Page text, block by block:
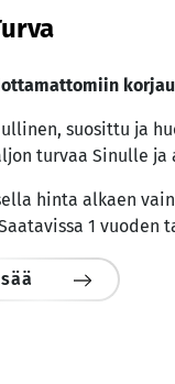
suosittu ja
turvaa Sinulle ja
hinta alkaen
1 vuoden